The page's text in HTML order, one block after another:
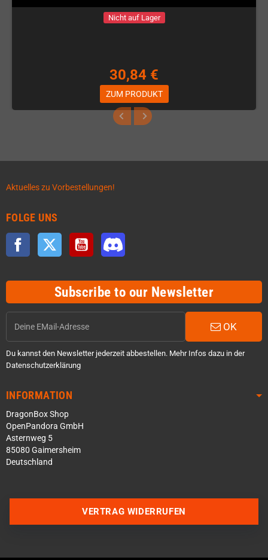
Nicht auf Lager
30,84 €
ZUM PRODUKT
Aktuelles zu Vorbestellungen!
FOLGE UNS
Facebook Twitter YouTube
Subscribe to our Newsletter
OK
Du kannst den Newsletter jederzeit abbestellen. Mehr Infos dazu in der
Datenschutzerklärung
INFORMATION
DragonBox Shop
OpenPandora GmbH
Asternweg 5
85080 Gaimersheim
Deutschland
VERTRAG WIDERRUFEN